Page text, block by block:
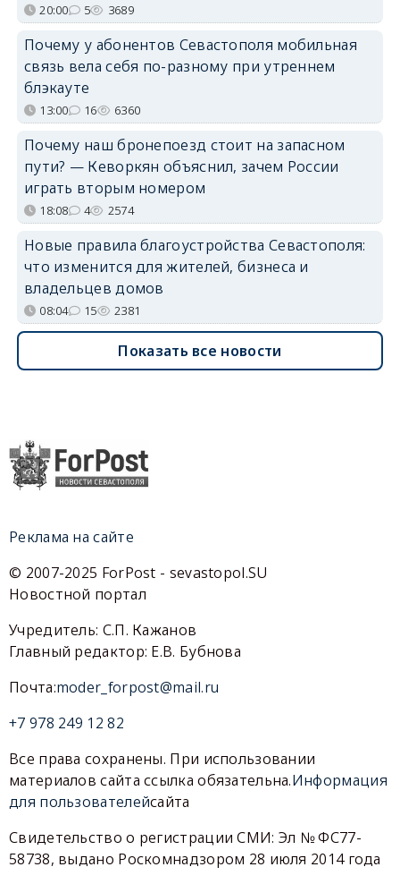
20:00 5 3689
Почему у абонентов Севастополя мобильная
связь вела себя по-разному при утреннем
блэкауте
13:00 16 6360
Почему наш бронепоезд стоит на запасном
пути? — Кеворкян объяснил, зачем России
играть вторым номером
18:08 4 2574
Новые правила благоустройства Севастополя:
что изменится для жителей, бизнеса и
владельцев домов
08:04 15 2381
Показать все новости
Реклама на сайте
© 2007-2025 ForPost - sevastopol.SU
Новостной портал
Учредитель: С.П. Кажанов
Главный редактор: Е.В. Бубнова
Почта:moder_forpost@mail.ru
+7 978 249 12 82
Все права сохранены. При использовании
материалов сайта ссылка обязательна.Информация
для пользователейсайта
Свидетельство о регистрации СМИ: Эл № ФС77-
58738, выдано Роскомнадзором 28 июля 2014 года